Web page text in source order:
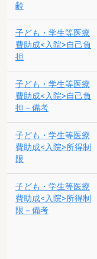
齢
子ども・学生等医療
費助成<入院>自己負
担
子ども・学生等医療
費助成<入院>自己負
担－備考
子ども・学生等医療
費助成<入院>所得制
限
子ども・学生等医療
費助成<入院>所得制
限－備考